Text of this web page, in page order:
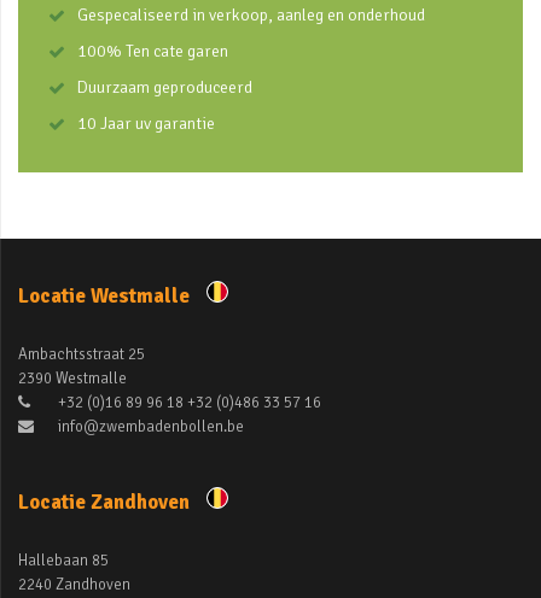
Gespecaliseerd in verkoop, aanleg en onderhoud
100% Ten cate garen
Duurzaam geproduceerd
10 Jaar uv garantie
Locatie Westmalle
Ambachtsstraat 25
2390 Westmalle
+32 (0)16 89 96 18 +32 (0)486 33 57 16
info@zwembadenbollen.be
Locatie Zandhoven
Hallebaan 85
2240 Zandhoven